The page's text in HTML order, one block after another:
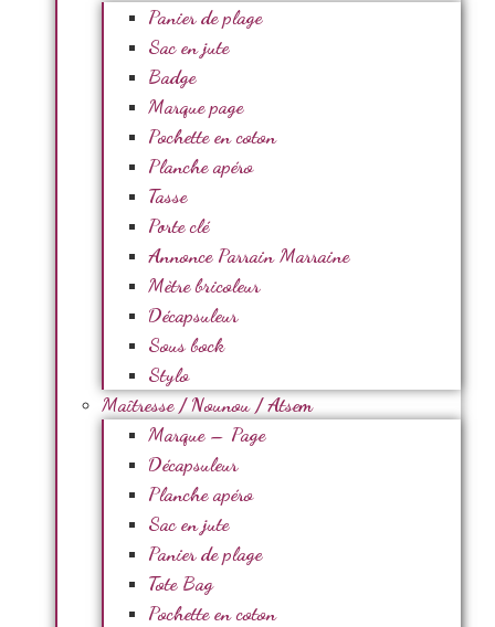
Panier de plage
Sac en jute
Badge
Marque page
Pochette en coton
Planche apéro
Tasse
Porte clé
Annonce Parrain Marraine
Mètre bricoleur
Décapsuleur
Sous bock
Stylo
Maîtresse / Nounou / Atsem
Marque – Page
Décapsuleur
Planche apéro
Sac en jute
Panier de plage
Tote Bag
Pochette en coton